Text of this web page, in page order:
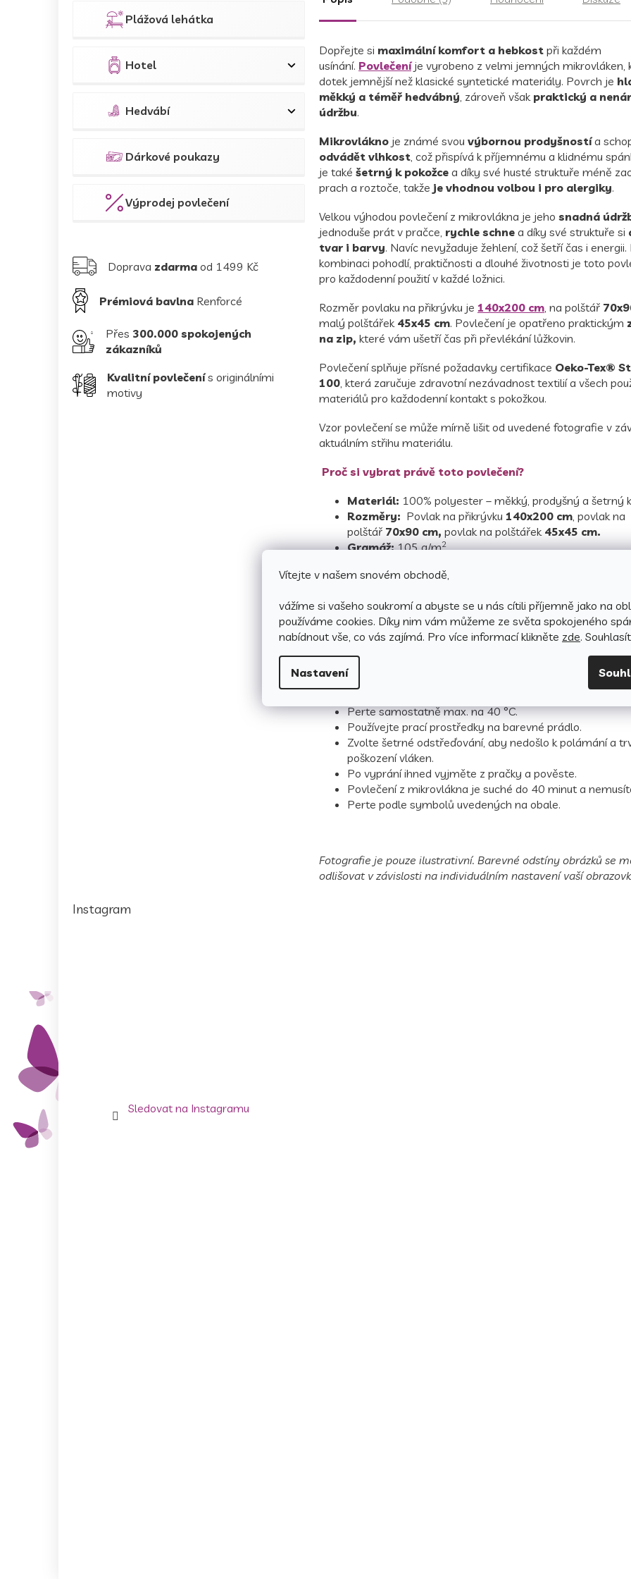
Vítejte v našem snovém obchodě,
vážíme si vašeho soukromí a abyste se u nás cítili příjemně jako na
používáme cookies. Díky nim vám můžeme ze světa spokojeného
nabídnout vše, co vás zajímá. Pro více informací klikněte zde.
Nastavení
Plážová lehátka
Hotel
Hedvábí
Dárkové poukazy
Výprodej povlečení
Doprava zdarma od 1499 Kč
Prémiová bavlna Renforcé
Přes 300.000 spokojených
zákazníků
Kvalitní povlečenís originálními
motivy
Instagram
Sledovat na Instagramu
Dopřejte si maximální komfort a hebkost při každém
usínání. Povlečeníje vyrobeno z velmi jemných mikrovláken,
dotek jemnější než klasické syntetické materiály. Povrch je
měkký a téměř hedvábný, zároveň všakpraktický a
údržbu.
Mikrovlákno je známé svou výbornou prodyšnostía
odvádět vlhkost, což přispívá k příjemnému a klidnému
je také šetrný k pokožce a díky své husté struktuře méně
prach a roztoče, takže je vhodnou volbou i pro alergiky.
Velkou výhodou povlečení z mikrovlákna je jeho snadná
jednoduše prát v pračce, rychle schne a díky své struktuře si
tvar i barvy. Navíc nevyžaduje žehlení, což šetří čas i energii.
kombinaci pohodlí, praktičnosti a dlouhé životnosti je toto
pro každodenní použití v každé ložnici.
Rozměr povlaku na přikrývku je 140x200 cm, na polštář
malý polštářek 45x45 cm. Povlečení je opatřeno praktickým
na zip, které vám ušetří čas při převlékání lůžkovin.
Povlečení splňuje přísné požadavky certifikace Oeko-Tex®
100, která zaručuje zdravotní nezávadnost textilií a všech
materiálů pro každodenní kontakt s pokožkou.
Vzor povlečení se může mírně lišit od uvedené fotografie v
aktuálním střihu materiálu.
Proč si vybrat právě toto povlečení?
Materiál: 100% polyester – měkký, prodyšný a šetrný
Rozměry: Povlak na přikrývku 140x200 cm, povlak na
polštář 70x90 cm, povlak na polštářek45x45 cm.
Gramáž:105 g/m2
Stálobarevnost:Povlečení si zachovává dlouhou
Certifikát: Oeko-Tex® Standard 100, který garantuje
nezávadnost textilií.
vzhled?
Perte samostatně max. na 40 °C.
Používejte prací prostředky na barevné prádlo.
Zvolte šetrné odstřeďování, aby nedošlo k polámání a
poškození vláken.
Po vyprání ihned vyjměte z pračky a pověste.
Povlečení z mikrovlákna je suché do 40 minut a
Perte podle symbolů uvedených na obale.
Fotografie je pouze ilustrativní. Barevné odstíny obrázků se
odlišovat v závislosti na individuálním nastavení vaší